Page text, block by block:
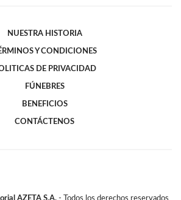
NUESTRA HISTORIA
Y CONDICIONES
DE PRIVACIDAD
FÚNEBRES
BENEFICIOS
CONTÁCTENOS
AZETA S.A. - Todos los derechos reservados